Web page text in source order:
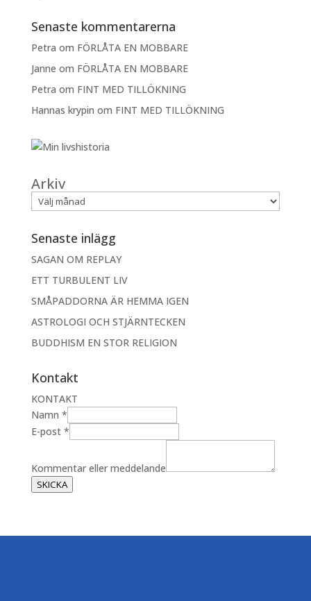
Senaste kommentarerna
Petra om FÖRLÅTA EN MOBBARE
Janne om FÖRLÅTA EN MOBBARE
Petra om FINT MED TILLÖKNING
Hannas krypin om FINT MED TILLÖKNING
Arkiv
Senaste inlägg
SAGAN OM REPLAY
ETT TURBULENT LIV
SMÅPADDORNA ÄR HEMMA IGEN
ASTROLOGI OCH STJÄRNTECKEN
BUDDHISM EN STOR RELIGION
Kontakt
KONTAKT
Namn *
E-post *
a
m
n
Kommentar eller meddelande
SKICKA